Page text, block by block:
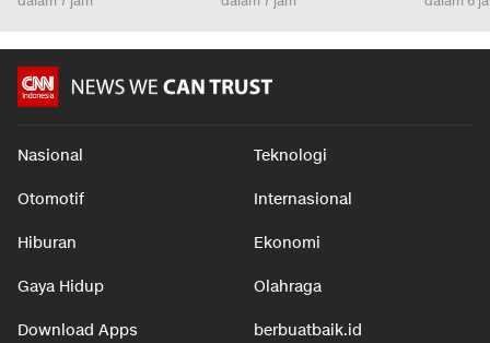
Nasional Teknologi
Otomotif Internasional
Hiburan Ekonomi
Gaya Hidup Olahraga
Download Apps berbuatbaik.id